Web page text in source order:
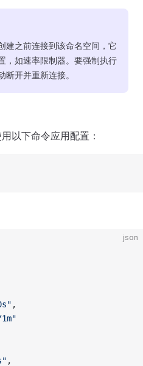
建之前连接到该命名空间，它
，如速率限制器。要强制执行
断开并重新连接。
以下命令应用配置：
json
,
,